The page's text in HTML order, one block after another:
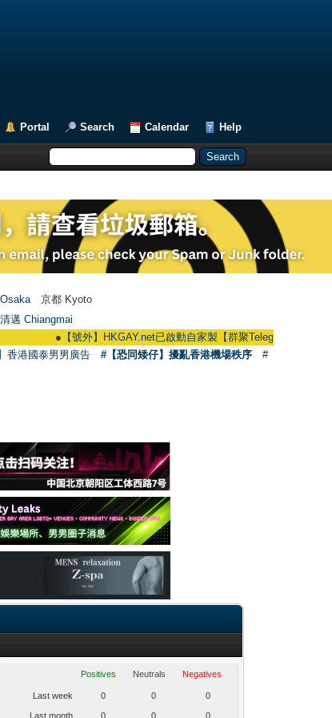
Portal Search Calendar Help
京都 Kyoto
清邁 Chiangmai
【號外】HKGAY.net已啟動自家製【群聚Telegram群組】
香港國泰男男廣告 #【恐同矮仔】擾亂香港機場秩序
#
Positives Neutrals Negatives
Last week 0 0 0
Last month 0 0 0